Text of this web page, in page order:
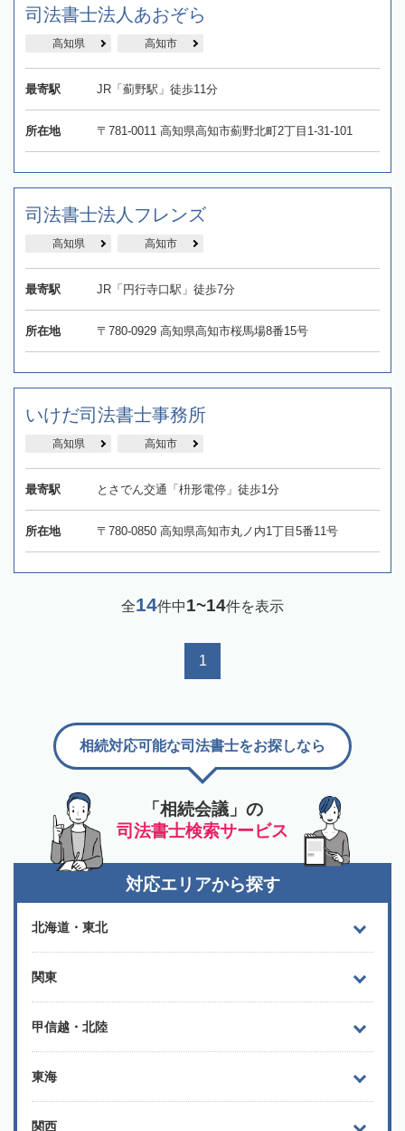
司法書士法人あおぞら
高知県 高知市
最寄駅 JR「薊野駅」徒歩11分
所在地 〒781-0011 高知県高知市薊野北町2丁目1-31-101
司法書士法人フレンズ
高知県 高知市
最寄駅 JR「円行寺口駅」徒歩7分
所在地 〒780-0929 高知県高知市桜馬場8番15号
いけだ司法書士事務所
高知県 高知市
最寄駅 とさでん交通「枡形電停」徒歩1分
所在地 〒780-0850 高知県高知市丸ノ内1丁目5番11号
全14件中1~14件を表示
1
「相続会議」の
司法書士検索サービス
相続対応可能な司法書士をお探しなら
対応エリアから探す
北海道・東北
関東
甲信越・北陸
東海
関西